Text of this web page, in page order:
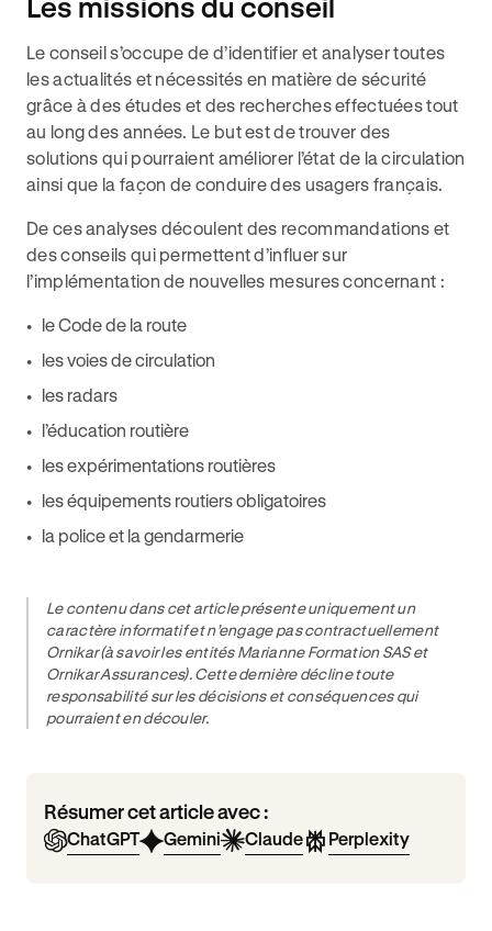
Les missions du conseil
Le conseil s’occupe de d’identifier et analyser toutes
les actualités et nécessités en matière de sécurité
grâce à des études et des recherches effectuées tout
au long des années. Le but est de trouver des
solutions qui pourraient améliorer l’état de la circulation
ainsi que la façon de conduire des usagers français.
De ces analyses découlent des recommandations et
des conseils qui permettent d’influer sur
l’implémentation de nouvelles mesures concernant :
le Code de la route
les voies de circulation
les radars
l’éducation routière
les expérimentations routières
les équipements routiers obligatoires
la police et la gendarmerie
Le contenu dans cet article présente uniquement un
caractère informatif et n’engage pas contractuellement
Ornikar (à savoir les entités Marianne Formation SAS et
Ornikar Assurances). Cette dernière décline toute
responsabilité sur les décisions et conséquences qui
pourraient en découler.
Résumer cet article avec :
ChatGPT Gemini Claude Perplexity